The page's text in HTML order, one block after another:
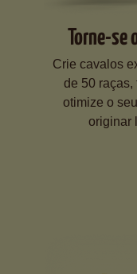
Torne-se
Crie cavalos
de 50 raças,
otimize o
originar